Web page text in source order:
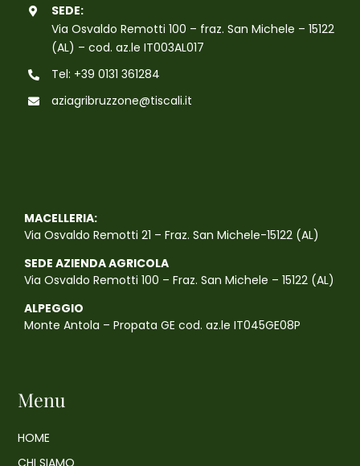
SEDE:
Via Osvaldo Remotti 100 – fraz. San Michele – 15122
(AL) – cod. az.le IT003AL017
Tel: +39 0131 361284
aziagribruzzone@tiscali.it
MACELLERIA:
Via Osvaldo Remotti 21 – Fraz. San Michele-15122 (AL)
SEDE AZIENDA AGRICOLA
Via Osvaldo Remotti 100 – Fraz. San Michele – 15122 (AL)
ALPEGGIO
Monte Antola – Propata GE cod. az.le IT045GE08P
Menu
HOME
CHI SIAMO